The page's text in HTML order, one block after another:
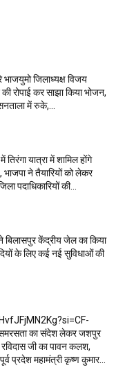
जिलाध्यक्ष विजय
रोपाई कर साझा किया भोजन,
में रुके,...
यात्रा में शामिल होंगे
भाजपा ने तैयारियों को लेकर
पदाधिकारियों की...
बिलासपुर केंद्रीय जेल का किया
के लिए कई नई सुविधाओं की
का संदेश लेकर जशपुर
जी का पावन कलश,
प्रदेश महामंत्री कृष्ण कुमार...